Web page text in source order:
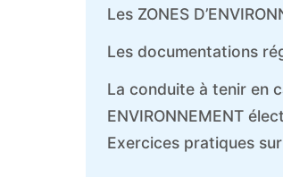
Les ZONES
Les documentations
La conduite à tenir en
ENVIRONNEMENT
Exercices pratiques